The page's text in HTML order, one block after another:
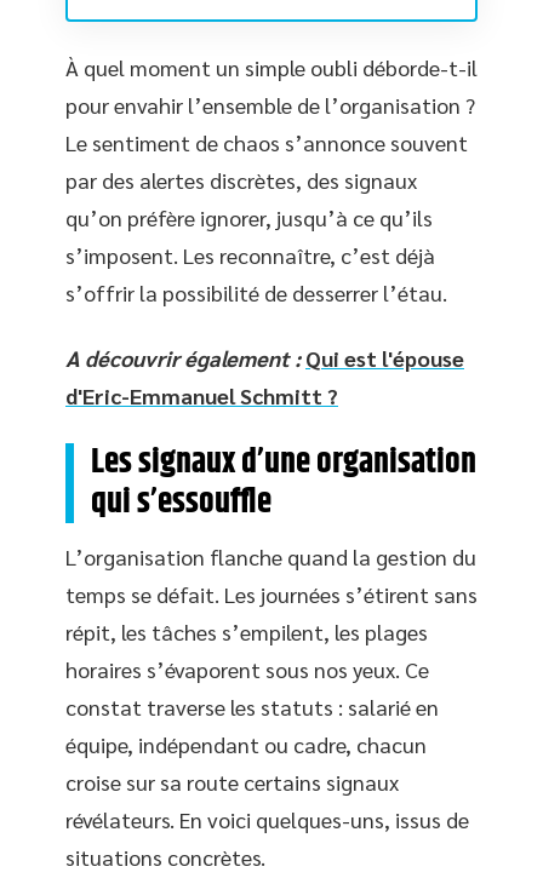
À quel moment un simple oubli déborde-t-il
pour envahir l’ensemble de l’organisation ?
Le sentiment de chaos s’annonce souvent
par des alertes discrètes, des signaux
qu’on préfère ignorer, jusqu’à ce qu’ils
s’imposent. Les reconnaître, c’est déjà
s’offrir la possibilité de desserrer l’étau.
A découvrir également : Qui est l'épouse
d'Eric-Emmanuel Schmitt ?
Les signaux d’une organisation
qui s’essouffle
L’organisation flanche quand la gestion du
temps se défait. Les journées s’étirent sans
répit, les tâches s’empilent, les plages
horaires s’évaporent sous nos yeux. Ce
constat traverse les statuts : salarié en
équipe, indépendant ou cadre, chacun
croise sur sa route certains signaux
révélateurs. En voici quelques-uns, issus de
situations concrètes.